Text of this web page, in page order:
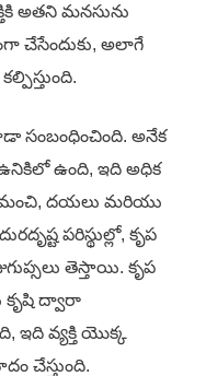
అతని మనసును
చేసేందుకు, అలాగే
సంబంధించింది. అనేక
ఉంది, ఇది అధిక
మంచి, దయలు మరియు
పరిస్థుల్లో, కృప
తెస్తాయి. కృప
ద్వారా
ఇది వ్యక్తి యొక్క
చేస్తుంది.